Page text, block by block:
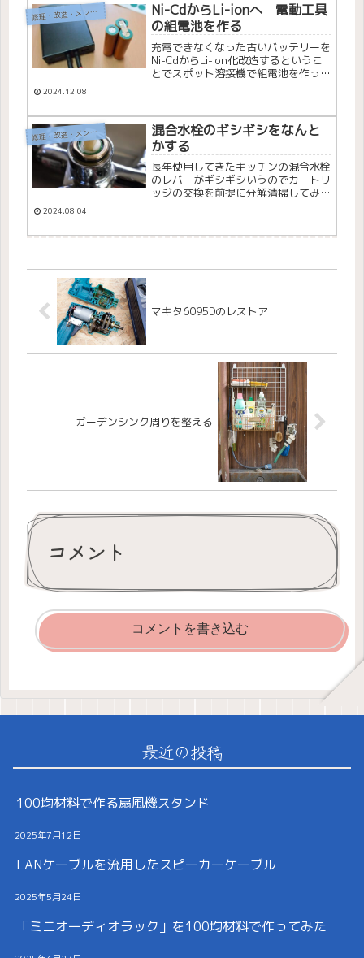
修理・改造・メンテナンス
Ni-CdからLi-ionへ 電動工具
の組電池を作る
充電できなくなった古いバッテリーを
Ni-CdからLi-ion化改造するというこ
とでスポット溶接機で組電池を作って
2024.12.08
修理・改造・メンテナンス
混合水栓のギシギシをなんと
かする
長年使用してきたキッチンの混合水栓
のレバーがギシギシいうのでカートリ
ッジの交換を前提に分解清掃してみま
2024.08.04
マキタ6095Dのレストア
ガーデンシンク周りを整える
コメント
コメントを書き込む
最近の投稿
100均材料で作る扇風機スタンド
2025年7月12日
LANケーブルを流用したスピーカーケーブル
2025年5月24日
「ミニオーディオラック」を100均材料で作ってみた